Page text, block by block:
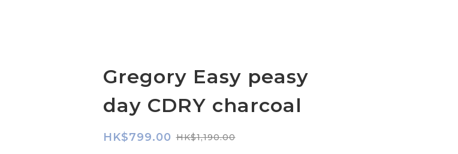
Gregory Easy peasy
day CDRY charcoal
HK$799.00 HK$1,190.00